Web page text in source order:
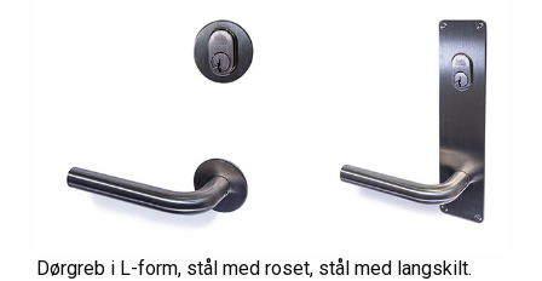
Dørgreb i L-form, stål med roset, stål med langskilt.